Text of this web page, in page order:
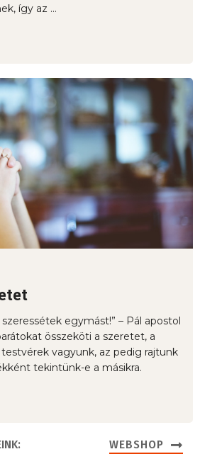
így az ...
egymást!” – Pál apostol
összeköti a szeretet, a
vagyunk, az pedig rajtunk
tekintünk-e a másikra.
WEBSHOP